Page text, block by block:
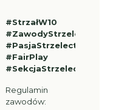
#StrzałW10
#ZawodyStrzeleckie
#PasjaStrzelectwa
#FairPlay
#SekcjaStrzelecka
Regulamin
zawodów: